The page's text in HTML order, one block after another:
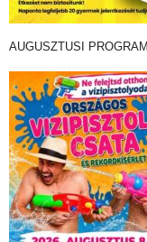
AUGUSZTUSI